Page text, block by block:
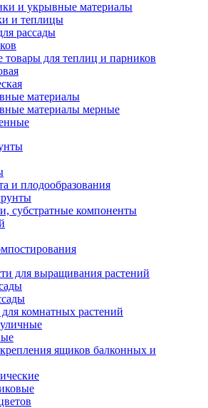
и укрывные материалы
и теплицы
рассады
для теплиц и парников
материалы
материалы мерные
и плодообразования
субстратные компоненты
для выращивания растений
комнатных растений
ящиков балконных и